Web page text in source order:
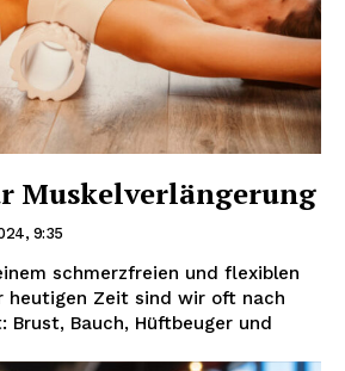
Muskelverlängerung
9:35
schmerzfreien und flexiblen
heutigen Zeit sind wir oft nach
Brust, Bauch, Hüftbeuger und